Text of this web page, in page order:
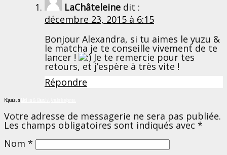
LaChâteleine dit :
décembre 23, 2015 à 6:15
Bonjour Alexandra, si tu aimes le yuzu &
le matcha je te conseille vivement de te
lancer ! Je te remercie pour tes
retours, et j’espère à très vite !
Répondre
Répondre à
Votre adresse de messagerie ne sera pas publiée.
Les champs obligatoires sont indiqués avec *
Nom *